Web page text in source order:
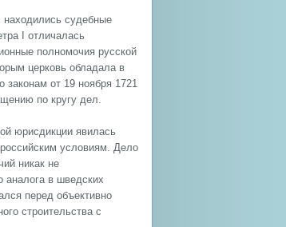
находились судебные
I отличалась
полномочия русской
церковь обладала в
законам от 19 ноября 1721
по кругу дел.
юрисдикции явилась
условиям. Дело
никак не
аналога в шведских
перед объективно
строительства с